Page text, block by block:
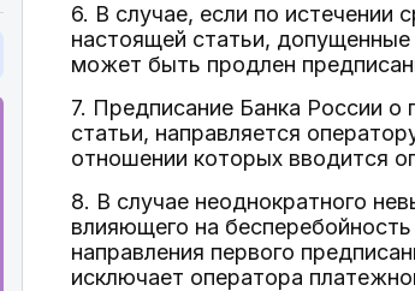
6. В случае, если по истечении
настоящей статьи,
может быть продлен
7. Предписание Банка России о
статьи, направляется
отношении которых вводится
8. В случае неоднократного
влияющего на
направления первого
исключает оператора